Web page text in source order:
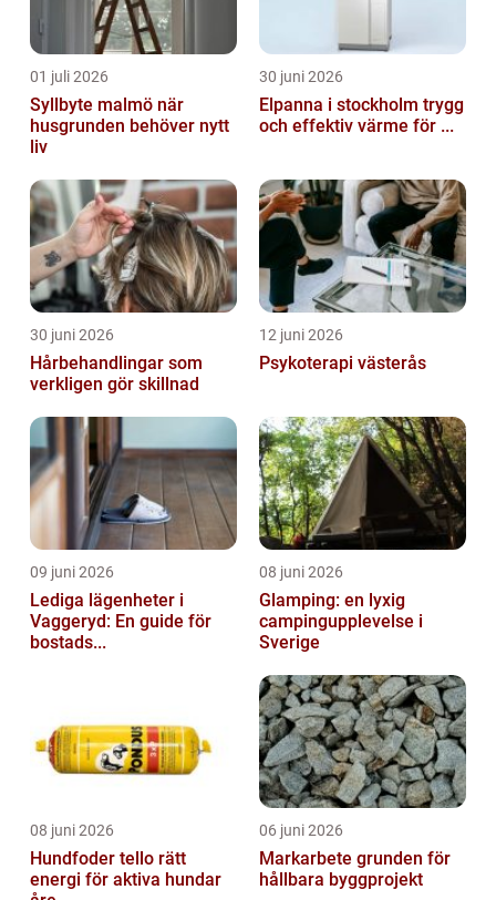
01 juli 2026
Syllbyte malmö när
husgrunden behöver nytt
liv
30 juni 2026
Elpanna i stockholm trygg
och effektiv värme för ...
30 juni 2026
Hårbehandlingar som
verkligen gör skillnad
12 juni 2026
Psykoterapi västerås
09 juni 2026
Lediga lägenheter i
Vaggeryd: En guide för
bostads...
08 juni 2026
Glamping: en lyxig
campingupplevelse i
Sverige
08 juni 2026
Hundfoder tello rätt
energi för aktiva hundar
06 juni 2026
Markarbete grunden för
hållbara byggprojekt